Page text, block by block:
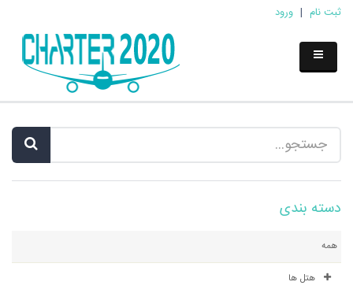
ثبت نام | ورود
دسته بندی
همه
هتل ها